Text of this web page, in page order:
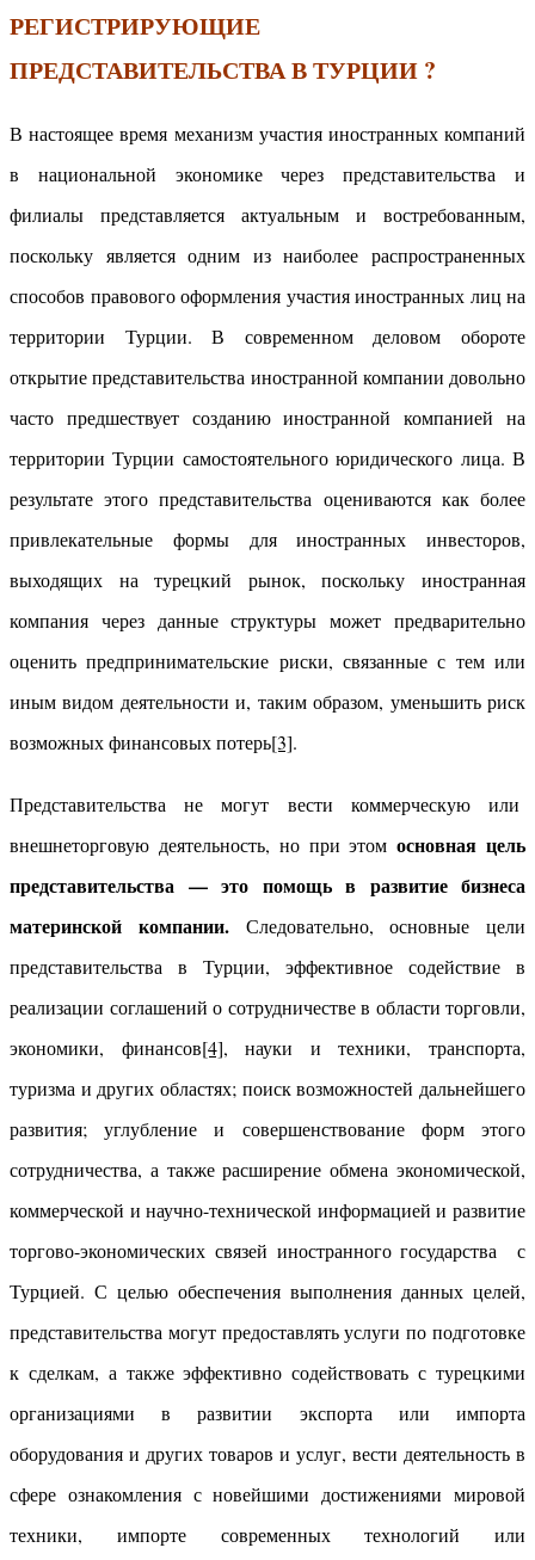
РЕГИСТРИРУЮЩИЕ
ПРЕДСТАВИТЕЛЬСТВА В ТУРЦИИ ?
В настоящее время механизм участия иностранных компаний
в национальной экономике через представительства и
филиалы представляется актуальным и востребованным,
поскольку является одним из наиболее распространенных
способов правового оформления участия иностранных лиц на
территории Турции. В современном деловом обороте
открытие представительства иностранной компании довольно
часто предшествует созданию иностранной компанией на
территории Турции самостоятельного юридического лица. В
результате этого представительства оцениваются как более
привлекательные формы для иностранных инвесторов,
выходящих на турецкий рынок, поскольку иностранная
компания через данные структуры может предварительно
оценить предпринимательские риски, связанные с тем или
иным видом деятельности и, таким образом, уменьшить риск
возможных финансовых потерь[3].
Представительства не могут вести коммерческую или
внешнеторговую деятельность, но при этомосновная цель
представительства — это помощь в развитие бизнеса
материнской компании.Следовательно, основные цели
представительства в Турции, эффективное содействие в
реализации соглашений о сотрудничестве в области торговли,
экономики, финансов[4], науки и техники, транспорта,
туризма и других областях; поиск возможностей дальнейшего
развития; углубление и совершенствование форм этого
сотрудничества, а также расширение обмена экономической,
коммерческой и научно-технической информацией и развитие
торгово-экономических связей иностранного государства с
Турцией. С целью обеспечения выполнения данных целей,
представительства могут предоставлять услуги по подготовке
к сделкам, а также эффективно содействовать с турецкими
организациями в развитии экспорта или импорта
оборудования и других товаров и услуг, вести деятельность в
сфере ознакомления с новейшими достижениями мировой
техники, импорте современных технологий или